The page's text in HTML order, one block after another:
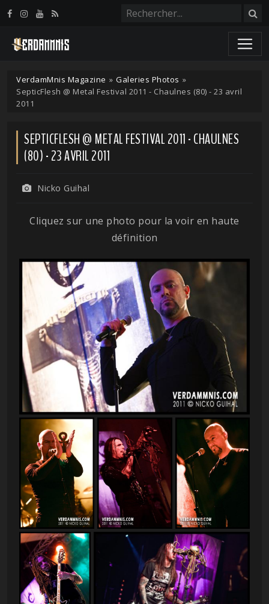
VerdamMnis Magazine » Galeries Photos »
SepticFlesh @ Metal Festival 2011 - Chaulnes (80) - 23 avril
2011
SEPTICFLESH @ METAL FESTIVAL 2011 - CHAULNES
(80) - 23 AVRIL 2011
Nicko Guihal
Cliquez sur une photo pour la voir en haute
définition
Panneau de gestion des cookies